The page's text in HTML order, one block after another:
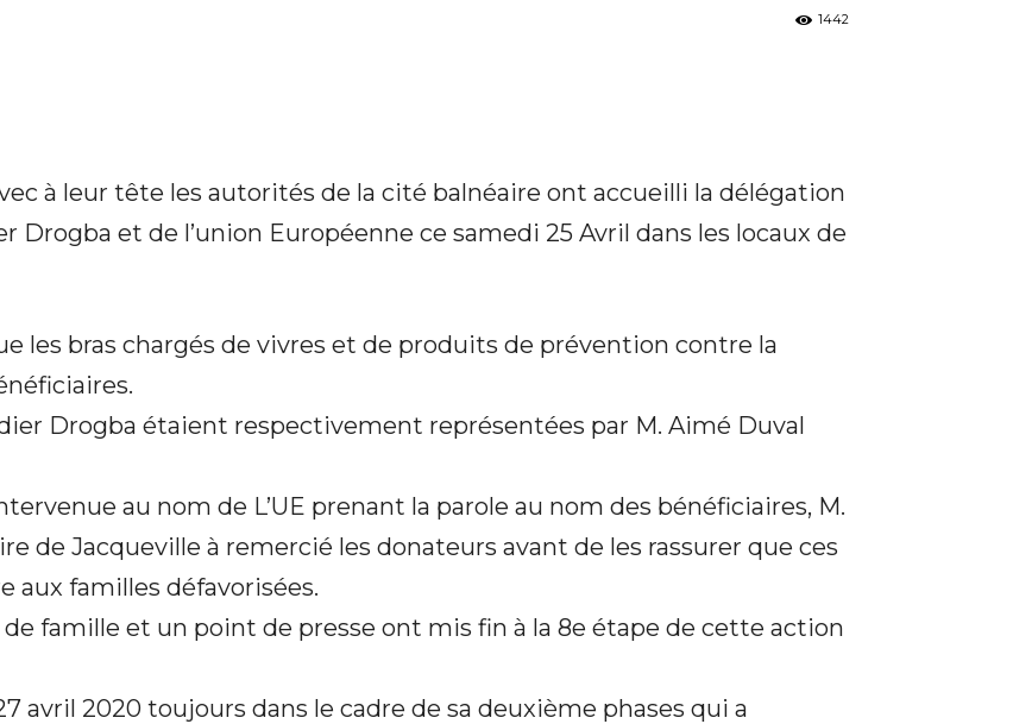
1442
à leur tête les autorités de la cité balnéaire ont accueilli la délégation
Drogba et de l’union Européenne ce samedi 25 Avril dans les locaux de
les bras chargés de vivres et de produits de prévention contre la
Drogba étaient respectivement représentées par M. Aimé Duval
au nom de L’UE prenant la parole au nom des bénéficiaires, M.
de Jacqueville à remercié les donateurs avant de les rassurer que ces
aux familles défavorisées.
famille et un point de presse ont mis fin à la 8e étape de cette action
avril 2020 toujours dans le cadre de sa deuxième phases qui a